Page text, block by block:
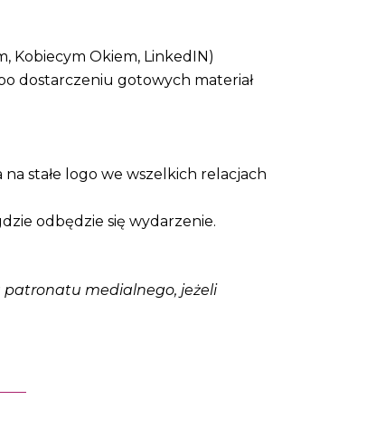
Kobiecym Okiem, LinkedIN)
dostarczeniu gotowych materiał
stałe logo we wszelkich relacjach
odbędzie się wydarzenie.
patronatu medialnego, jeżeli